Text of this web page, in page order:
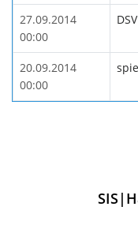
27.09.2014
00:00
20.09.2014
00:00